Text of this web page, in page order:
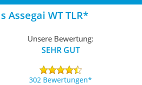
Assegai WT TLR
Unsere Bewertung:
SEHR GUT
302 Bewertungen